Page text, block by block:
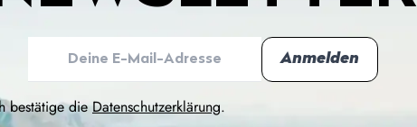
bestätige dieDatenschutzerklärung.